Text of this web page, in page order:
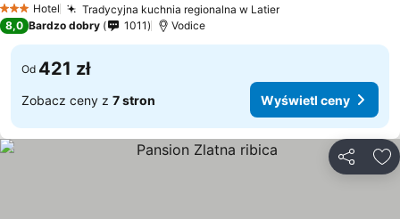
3 Kategoria
Hotel Tradycyjna kuchnia regionalna w Latier
8,0 Bardzo dobry 1011 Vodice
Od 421 zł
Zobacz ceny z 7 stron Wyświetl ceny